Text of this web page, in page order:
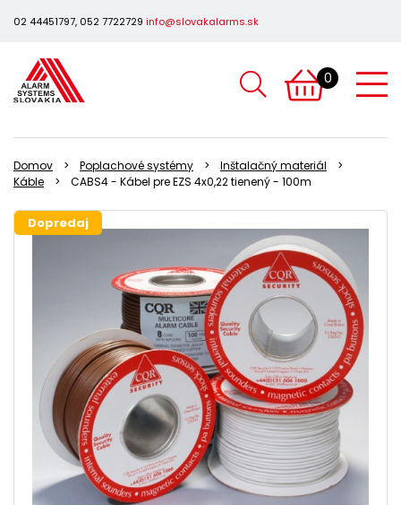
02 44451797, 052 7722729 info@slovakalarms.sk
0
Domov Poplachové systémy
Inštalačný materiál
Káble
CABS4 - Kábel pre EZS 4x0,22 tienený - 100m
Dopredaj